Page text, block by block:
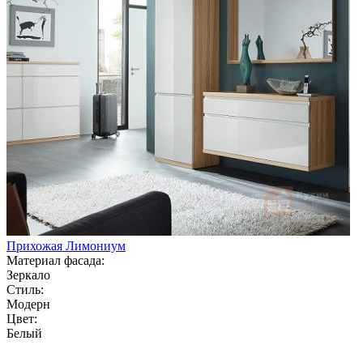
Прихожая Лимониум
Материал фасада:
Зеркало
Стиль:
Модерн
Цвет:
Белый